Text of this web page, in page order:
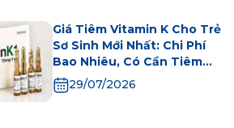
Giá Tiêm Vitamin K Cho Trẻ
Sơ Sinh Mới Nhất: Chi Phí
Bao Nhiêu, Có Cần Tiêm
Không?
29/07/2026